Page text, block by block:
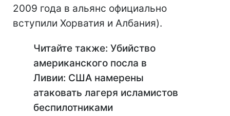
2009 года в альянс официально
вступили Хорватия и Албания).
Читайте также: Убийство
американского посла в
Ливии: США намерены
атаковать лагеря исламистов
беспилотниками